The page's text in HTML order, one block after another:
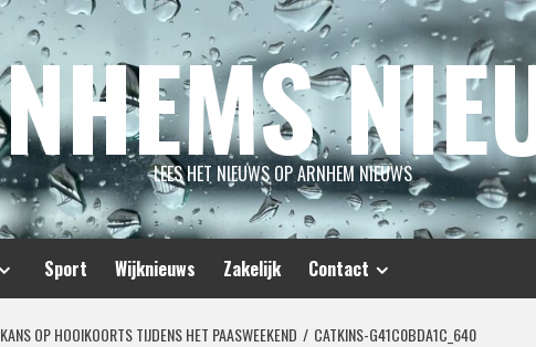
LEES HET NIEUWS OP ARNHEM NIEUWS
Sport Wijknieuws Zakelijk Contact
OP HOOIKOORTS TIJDENS HET PAASWEEKEND CATKINS-G41C0BDA1C_640